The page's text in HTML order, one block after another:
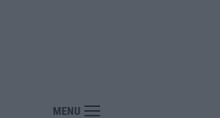
e dell’offerta ricettiva”: una rete del turismo di
MENU